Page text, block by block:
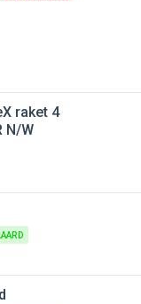
raket 4
N/W